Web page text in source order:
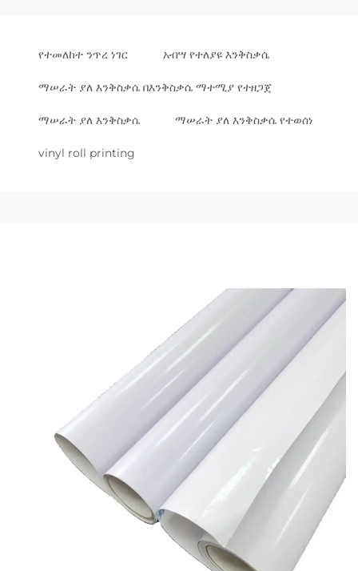
የተመለከተ ንጥረ ነገር አብሣ የተለያዩ እንቅስቃሴ
ማሠራት ያለ እንቅስቃሴ በእንቅስቃሴ ማተሚያ የተዘጋጀ
ማሠራት ያለ እንቅስቃሴ ማሠራት ያለ እንቅስቃሴ የተወሰነ
vinyl roll printing